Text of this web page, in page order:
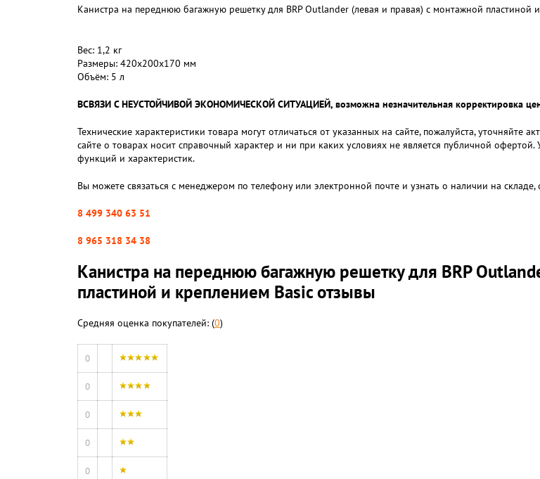
Канистра на переднюю багажную решетку для BRP Outlander (левая и правая) с монтажной пластиной
Вес: 1,2 кг
Размеры: 420х200х170 мм
Объём: 5 л
ВСВЯЗИ С НЕУСТОЙЧИВОЙ ЭКОНОМИЧЕСКОЙ СИТУАЦИЕЙ, возможна незначительная корректировка
Технические характеристики товара могут отличаться от указанных на сайте, пожалуйста,
сайте о товарах носит справочный характер и ни при каких условиях не является публичной
функций и характеристик.
Вы можете связаться с менеджером по телефону или электронной почте и узнать о наличии на
8 499 340 63 51
8 965 318 34 38
Канистра на переднюю багажную решетку для BRP
пластиной и креплением Basic отзывы
Средняя оценка покупателей: (0)
0
0
0
0
0